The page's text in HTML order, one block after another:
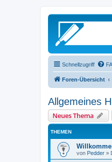
Schnellzugriff
Foren-Übersicht
Allgemeines
Neues Thema
THEMEN
von Pedder »